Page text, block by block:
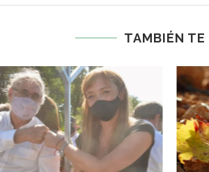
TAMBIÉN TE